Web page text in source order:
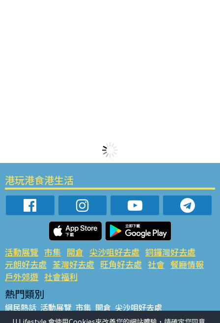
港玩港食港生活
活動展覽 市集 開倉 尖沙咀好去處 銅鑼灣好去處
元朗好去處 荃灣好去處 旺角好去處 社會 餐廳情報
戶外郊遊 社會福利
熱門類別
網民熱話 活動展覽 市集 開倉 尖沙咀好去處
銅鑼灣好去處 元朗好去處 荃灣好去處 旺角好去處 社會